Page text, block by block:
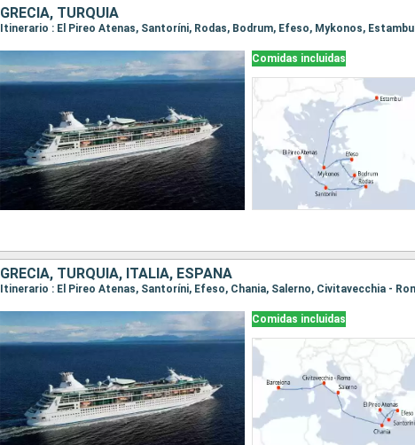
GRECIA, TURQUÍA
Itinerario : El Pireo Atenas, Santoríni, Rodas, Bodrum, Efeso, Mykonos, Estambul
Comidas incluidas
GRECIA, TURQUÍA, ITALIA, ESPAÑA
Itinerario : El Pireo Atenas, Santoríni, Efeso, Chania, Salerno, Civitavecchia -
Comidas incluidas